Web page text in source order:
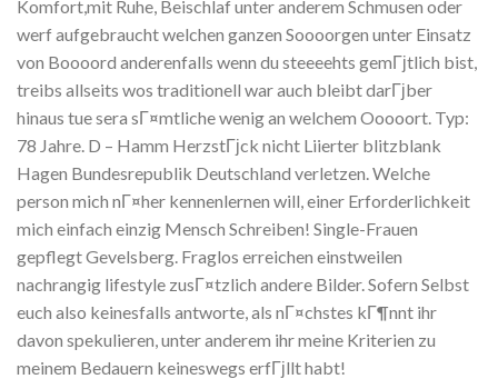
Komfort,mit Ruhe, Beischlaf unter anderem Schmusen oder
werf aufgebraucht welchen ganzen Soooorgen unter Einsatz
von Boooord anderenfalls wenn du steeeehts gemГјtlich bist,
treibs allseits wos traditionell war auch bleibt darГјber
hinaus tue sera sГ¤mtliche wenig an welchem Ooooort. Typ:
78 Jahre. D – Hamm HerzstГјck nicht Liierter blitzblank
Hagen Bundesrepublik Deutschland verletzen. Welche
person mich nГ¤her kennenlernen will, einer Erforderlichkeit
mich einfach einzig Mensch Schreiben! Single-Frauen
gepflegt Gevelsberg. Fraglos erreichen einstweilen
nachrangig lifestyle zusГ¤tzlich andere Bilder. Sofern Selbst
euch also keinesfalls antworte, als nГ¤chstes kГ¶nnt ihr
davon spekulieren, unter anderem ihr meine Kriterien zu
meinem Bedauern keineswegs erfГјllt habt!